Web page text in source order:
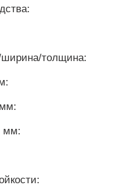
толщина:
мм: